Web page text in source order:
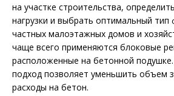
на участке строительства,
нагрузки и выбрать оптимальный тип
частных малоэтажных домов и
чаще всего применяются блоковые
расположенные на бетонной
подход позволяет уменьшить объем
расходы на бетон.